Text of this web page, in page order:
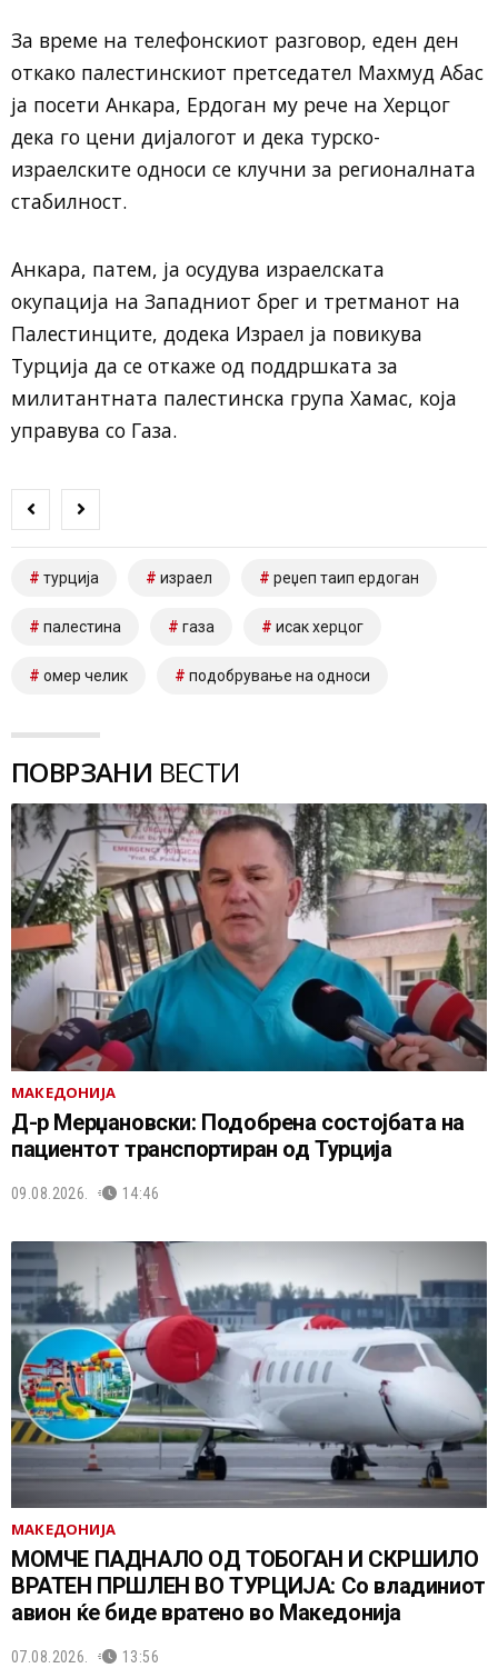
За време на телефонскиот разговор, еден ден
откако палестинскиот претседател Махмуд Абас
ја посети Анкара, Ердоган му рече на Херцог
дека го цени дијалогот и дека турско-
израелските односи се клучни за регионалната
стабилност.
Анкара, патем, ја осудува израелската
окупација на Западниот брег и третманот на
Палестинците, додека Израел ја повикува
Турција да се откаже од поддршката за
милитантната палестинска група Хамас, која
управува со Газа.
турција израел реџеп таип ердоган
палестина газа исак херцог
омер челик подобрување на односи
ПОВРЗАНИ ВЕСТИ
МАКЕДОНИЈА
Д-р Мерџановски: Подобрена состојбата на
пациентот транспортиран од Турција
09.08.2026. 14:46
МАКЕДОНИЈА
МОМЧЕ ПАДНАЛО ОД ТОБОГАН И СКРШИЛО
ВРАТЕН ПРШЛЕН ВО ТУРЦИЈА: Со владиниот
авион ќе биде вратено во Македонија
07.08.2026. 13:56